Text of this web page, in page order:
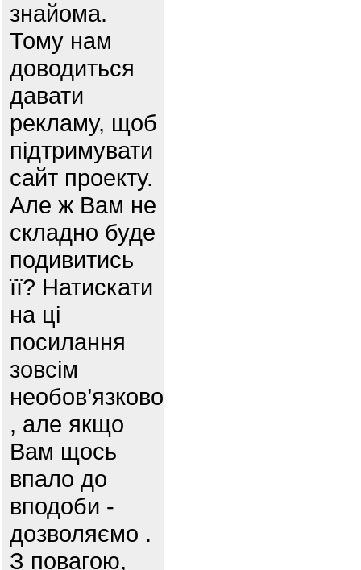
знайома.
Тому нам
доводиться
давати
рекламу, щоб
підтримувати
сайт проекту.
Але ж Вам не
складно буде
подивитись
її? Натискати
на ці
посилання
зовсім
необов’язково
, але якщо
Вам щось
впало до
вподоби -
дозволяємо .
З повагою,